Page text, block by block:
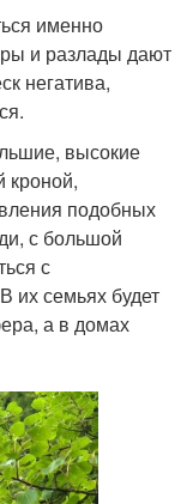
именно
и разлады дают
негатива,
высокие
кроной,
подобных
с большой
с
их семьях будет
а в домах